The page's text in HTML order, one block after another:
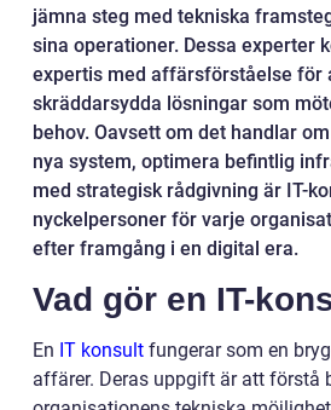
jämna steg med tekniska
sina operationer. Dessa experter
expertis med affärsförståelse för
skräddarsydda lösningar som
behov. Oavsett om det handlar
nya system, optimera befintlig
med strategisk rådgivning är IT-
nyckelpersoner för varje
efter framgång i en digital era.
Vad gör en IT-
En IT konsult fungerar som en
affärer. Deras uppgift är att förstå